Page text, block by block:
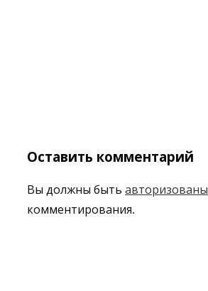
Оставить комментарий
Вы должны быть авторизованы
комментирования.